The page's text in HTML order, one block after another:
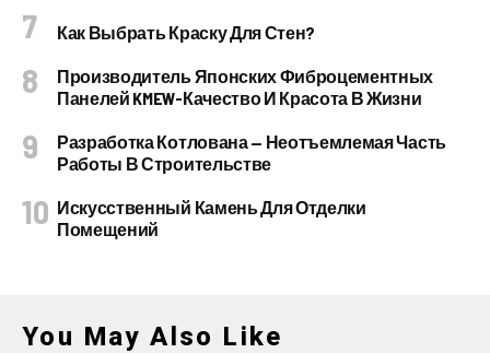
Как Выбрать Краску Для Стен?
Производитель Японских Фиброцементных
Панелей KMEW-Качество И Красота В Жизни
Разработка Котлована — Неотъемлемая Часть
Работы В Строительстве
Искусственный Камень Для Отделки
Помещений
You May Also Like